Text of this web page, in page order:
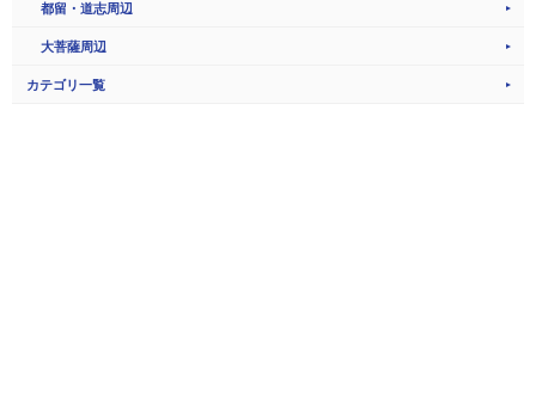
都留・道志周辺
大菩薩周辺
カテゴリ一覧